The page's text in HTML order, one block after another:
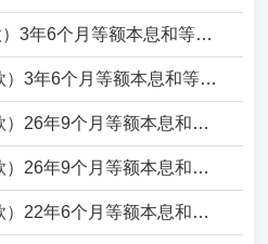
7678元房贷（商业贷款）3年6个月等额本息和等额本金一年要还多少_3年6个月年利息多少_3年6个月本金多少
10.77万房贷（商业贷款）3年6个月等额本息和等额本金一年要还多少_3年6个月年利息多少_3年6个月本金多少
49.25万房贷（商业贷款）26年9个月等额本息和等额本金一年要还多少_26年9个月年利息多少_26年9个月本金多少
64.25万房贷（商业贷款）26年9个月等额本息和等额本金一年要还多少_26年9个月年利息多少_26年9个月本金多少
64.25万房贷（商业贷款）22年6个月等额本息和等额本金一年要还多少_22年6个月年利息多少_22年6个月本金多少